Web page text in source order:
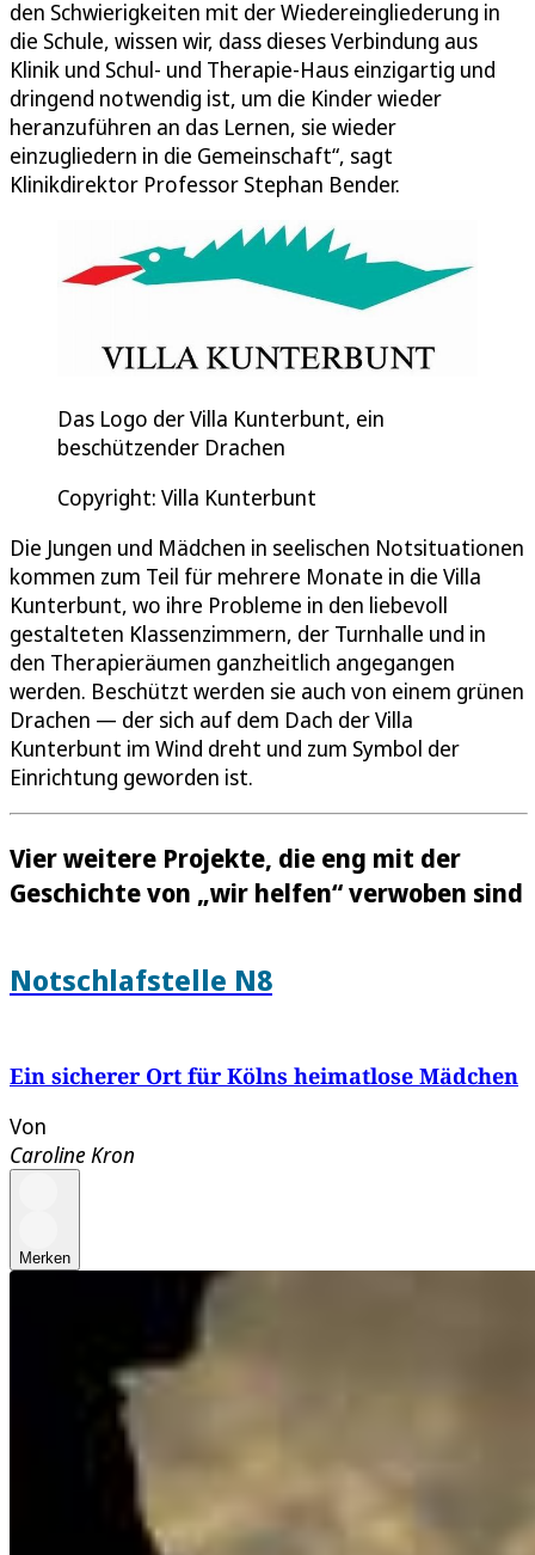
den Schwierigkeiten mit der Wiedereingliederung in
die Schule, wissen wir, dass dieses Verbindung aus
Klinik und Schul- und Therapie-Haus einzigartig und
dringend notwendig ist, um die Kinder wieder
heranzuführen an das Lernen, sie wieder
einzugliedern in die Gemeinschaft“, sagt
Klinikdirektor Professor Stephan Bender.
Das Logo der Villa Kunterbunt, ein
beschützender Drachen
Copyright: Villa Kunterbunt
Die Jungen und Mädchen in seelischen Notsituationen
kommen zum Teil für mehrere Monate in die Villa
Kunterbunt, wo ihre Probleme in den liebevoll
gestalteten Klassenzimmern, der Turnhalle und in
den Therapieräumen ganzheitlich angegangen
werden. Beschützt werden sie auch von einem grünen
Drachen — der sich auf dem Dach der Villa
Kunterbunt im Wind dreht und zum Symbol der
Einrichtung geworden ist.
Vier weitere Projekte, die eng mit der
Geschichte von „wir helfen“ verwoben sind
Notschlafstelle N8
Ein sicherer Ort für Kölns heimatlose Mädchen
Von
Caroline Kron
Merken